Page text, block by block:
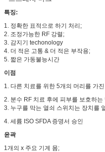
특징:
1. 정확한 표적으로 하기 처리;
2. 조정가능한 RF 강렬;
3. 감지기 techonology
4. 더 적은 고통 & 더 적은 부작용;
5. 짧은 가동불능시간
이점
1. 다른 치료를 위한 5개의 머리를 가
2. 분수 RF 치료 후에 피부를 보호하
3. 누구를 막는 열쇠 스위치는 장치를
4. 세륨 ISO SFDA 증명서 승인
윤곽
1개의 x 주요 기계 몸;